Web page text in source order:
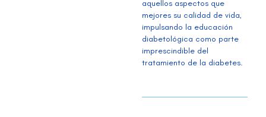
aquellos aspectos que
mejores su calidad de vida,
impulsando la educación
diabetológica como parte
imprescindible del
tratamiento de la diabetes.